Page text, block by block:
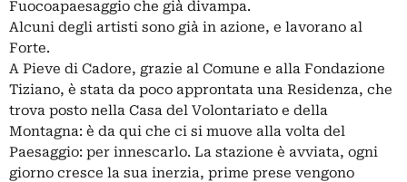
Fuocoapaesaggio che già divampa.
Alcuni degli artisti sono già in azione, e lavorano al
Forte.
A Pieve di Cadore, grazie al Comune e alla Fondazione
Tiziano, è stata da poco approntata una Residenza, che
trova posto nella Casa del Volontariato e della
Montagna: è da qui che ci si muove alla volta del
Paesaggio: per innescarlo. La stazione è avviata, ogni
giorno cresce la sua inerzia, prime prese vengono